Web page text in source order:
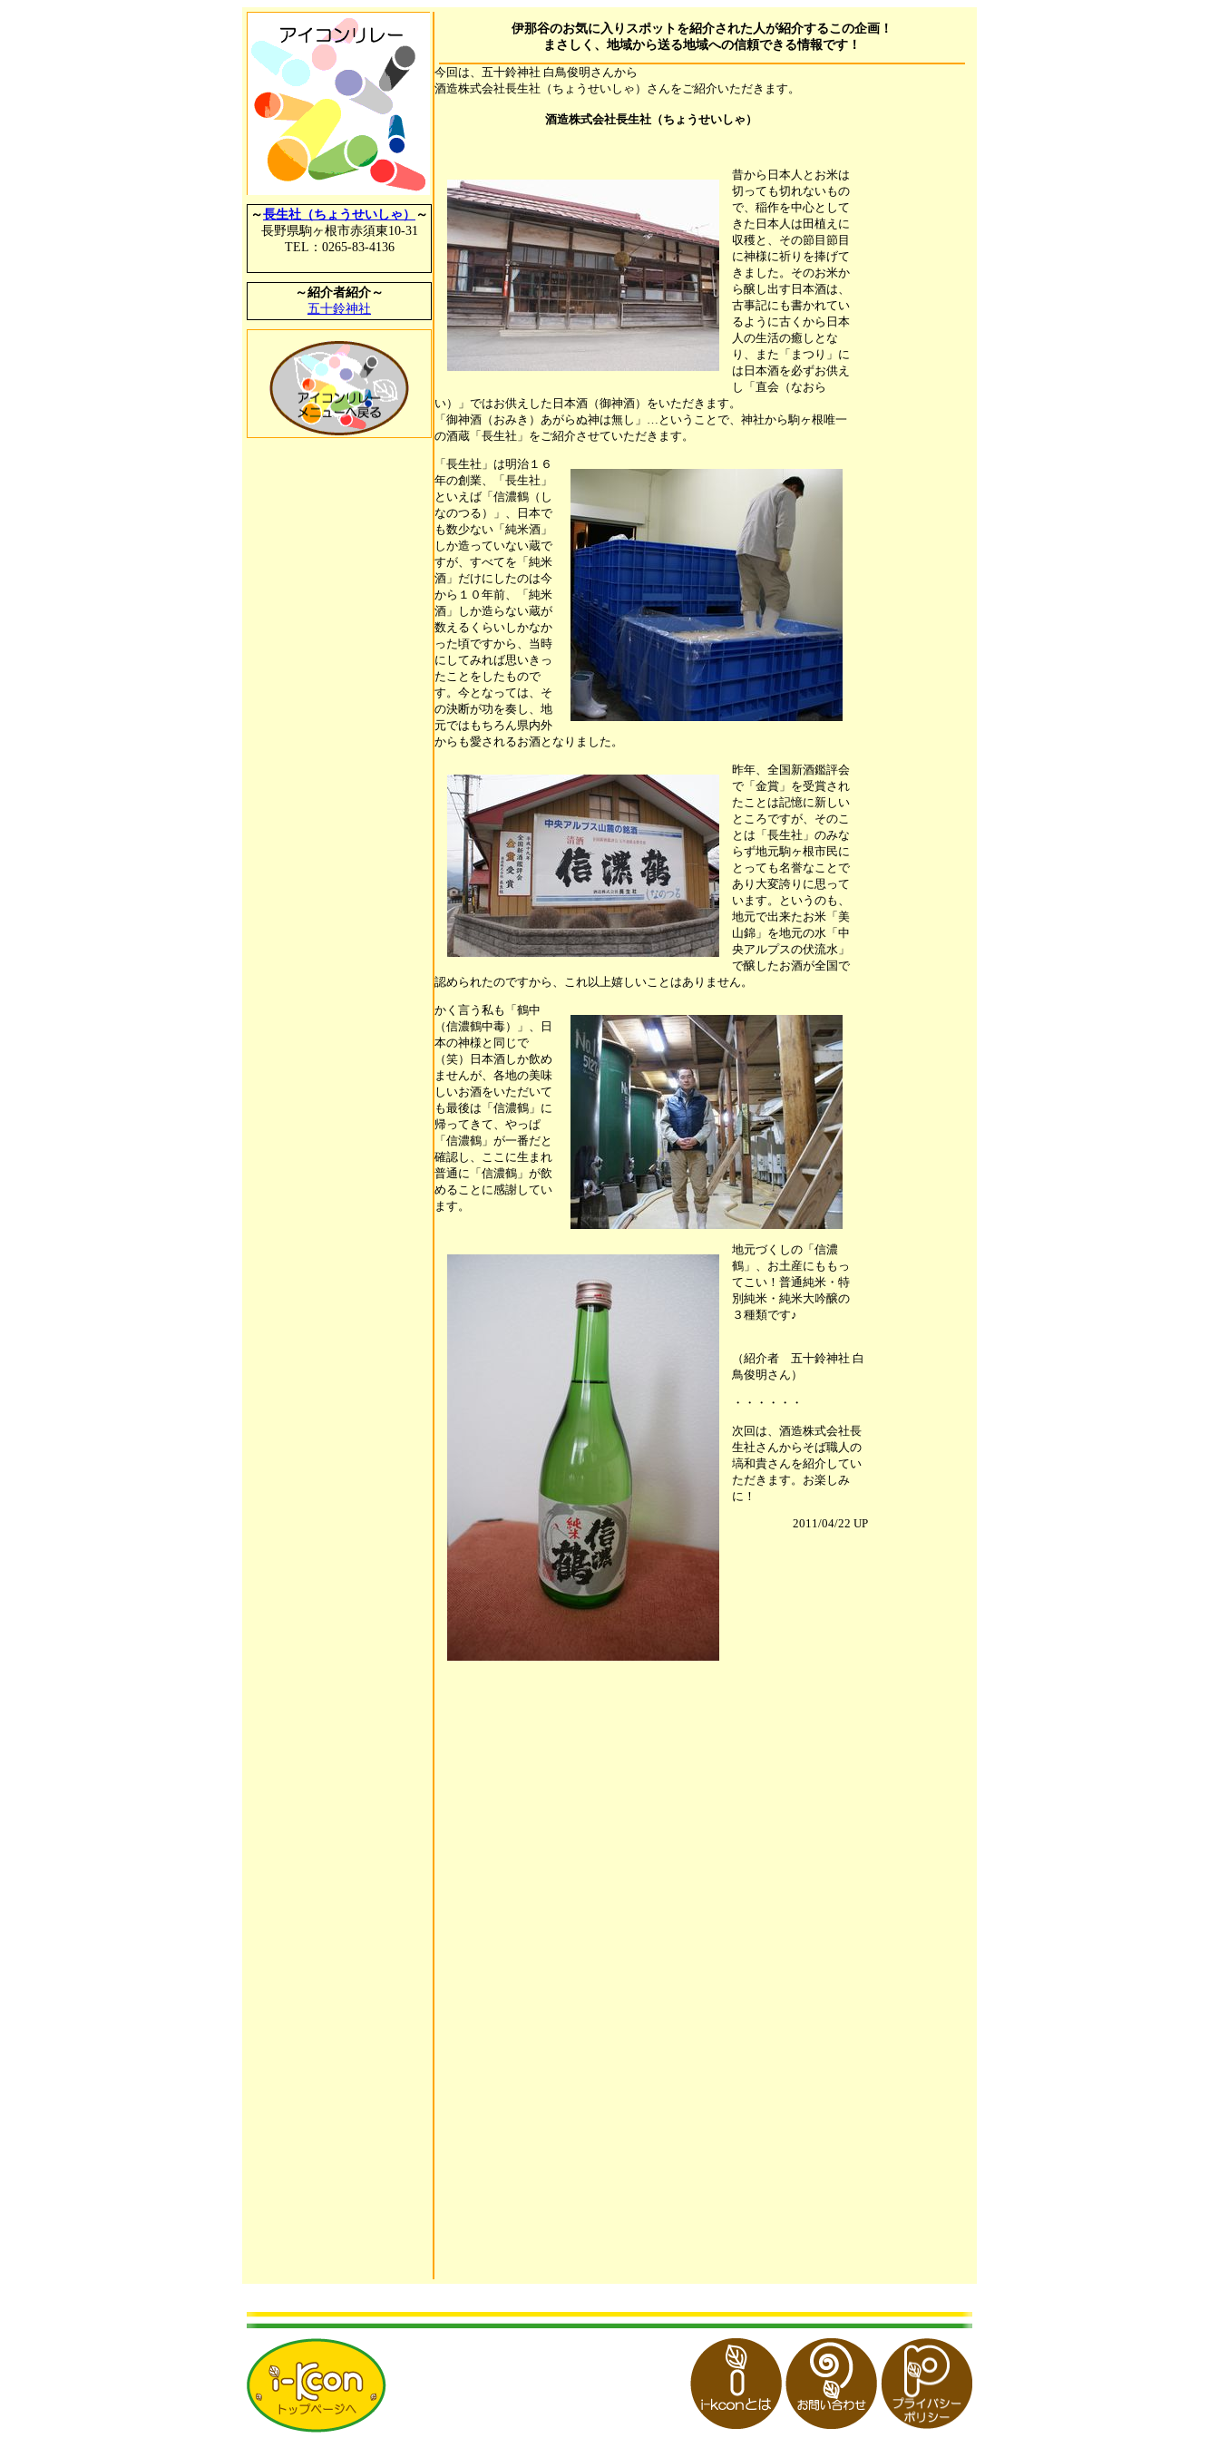
～長生社（ちょうせいしゃ）
～
長野県駒ヶ根市赤須東10-31
TEL：0265-83-4136
～紹介者紹介～
五十鈴神社
伊那谷のお気に入りスポットを紹介された人が紹介するこの企画！
まさしく、地域から送る地域への信頼できる情報です！
今回は、五十鈴神社 白鳥俊明さんから
酒造株式会社長生社（ちょうせいしゃ）さんをご紹介いただきます。
酒造株式会社長生社（ちょうせいしゃ）
昔から日本人とお米は
切っても切れないもの
で、稲作を中心として
きた日本人は田植えに
収穫と、その節目節目
に神様に祈りを捧げて
きました。そのお米か
ら醸し出す日本酒は、
古事記にも書かれてい
るように古くから日本
人の生活の癒しとな
り、また「まつり」に
は日本酒を必ずお供え
し「直会（なおら
い）」ではお供えした日本酒（御神酒）をいただきます。
「御神酒（おみき）あがらぬ神は無し」…ということで、神社から駒ヶ根唯一
の酒蔵「長生社」をご紹介させていただきます。
「長生社」は明治１６
年の創業、「長生社」
といえば「信濃鶴（し
なのつる）」、日本で
も数少ない「純米酒」
しか造っていない蔵で
すが、すべてを「純米
酒」だけにしたのは今
から１０年前、「純米
酒」しか造らない蔵が
数えるくらいしかなか
った頃ですから、当時
にしてみれば思いきっ
たことをしたもので
す。今となっては、そ
の決断が功を奏し、地
元ではもちろん県内外
からも愛されるお酒となりました。
昨年、全国新酒鑑評会
で「金賞」を受賞され
たことは記憶に新しい
ところですが、そのこ
とは「長生社」のみな
らず地元駒ヶ根市民に
とっても名誉なことで
あり大変誇りに思って
います。というのも、
地元で出来たお米「美
山錦」を地元の水「中
央アルプスの伏流水」
で醸したお酒が全国で
認められたのですから、これ以上嬉しいことはありません。
かく言う私も「鶴中
（信濃鶴中毒）」、日
本の神様と同じで
（笑）日本酒しか飲め
ませんが、各地の美味
しいお酒をいただいて
も最後は「信濃鶴」に
帰ってきて、やっぱ
「信濃鶴」が一番だと
確認し、ここに生まれ
普通に「信濃鶴」が飲
めることに感謝してい
ます。
地元づくしの「信濃
鶴」、お土産にももっ
てこい！普通純米・特
別純米・純米大吟醸の
３種類です♪
（紹介者 五十鈴神社 白
鳥俊明さん）
・・・・・・
次回は、酒造株式会社長
生社さんからそば職人の
塙和貴さんを紹介してい
ただきます。お楽しみ
に！
2011/04/22 UP